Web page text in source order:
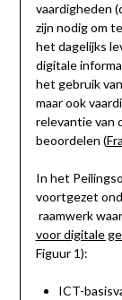
vaardigheden
zijn nodig om
het dagelijks
digitale
het gebruik
maar ook
relevantie van
beoordelen (
In het
voortgezet
raamwerk
voor digitale
Figuur 1):
ICT-